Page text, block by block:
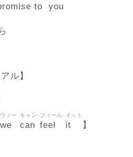
to you
ル】
we
ウィー
can
キャン
feel
フィール
it
イット
】